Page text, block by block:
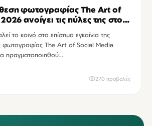
φωτογραφίας The Art of
ανοίγει τις πύλες της στο
το κοινό στα επίσημα εγκαίνια της
φωτογραφίας The Art of Social Media
πραγματοποιηθού…
270 προβολές